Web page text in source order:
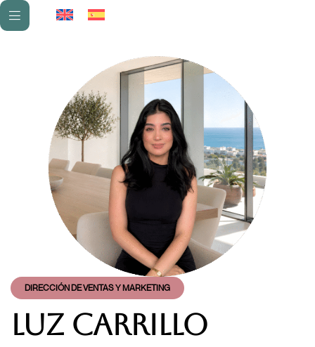
DIRECCIÓN DE VENTAS Y MARKETING
Luz Carrillo